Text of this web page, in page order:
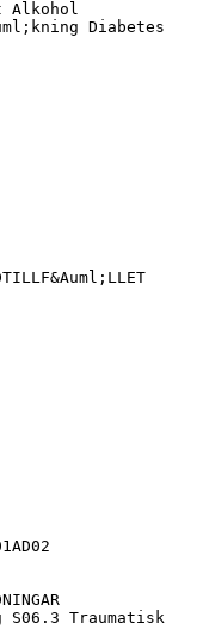
Alkohol
Diabetes
S06.3 Traumatisk